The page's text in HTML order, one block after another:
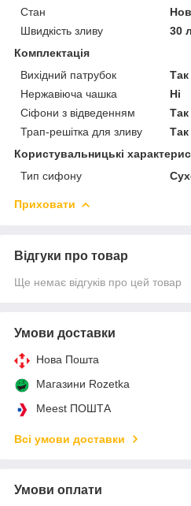
Стан
Швидкість зливу
30
Комплектація
Вихідний патрубок
Так
Нержавіюча чашка
Ні
Сіфони з відведенням
Так
Трап-решітка для зливу
Так
Користувальницькі
Тип сифону
Приховати
Відгуки про товар
Ще немає відгуків про цей товар
Умови доставки
Нова Пошта
Магазини Rozetka
Meest ПОШТА
Всі умови доставки
Умови оплати